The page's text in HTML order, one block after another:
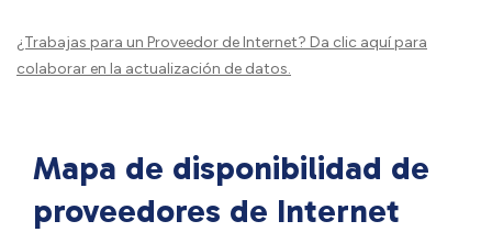
¿Trabajas para un Proveedor de Internet? Da clic aquípara
colaborar en la actualización de datos.
Mapa de disponibilidad de
proveedores de Internet